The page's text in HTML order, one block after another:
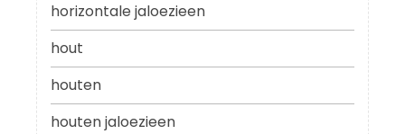
horizontale jaloezieen
hout
houten
houten jaloezieen